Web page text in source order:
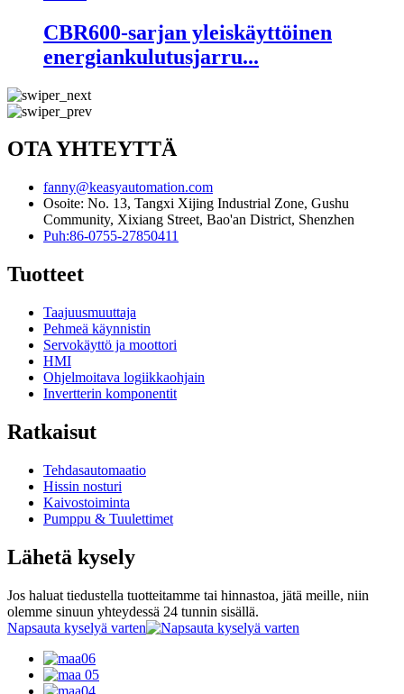
CBR600-sarjan yleiskäyttöinen
energiankulutusjarru...
OTA YHTEYTTÄ
fanny@keasyautomation.com
Osoite: No. 13, Tangxi Xijing Industrial Zone, Gushu
Community, Xixiang Street, Bao'an District, Shenzhen
Puh:86-0755-27850411
Tuotteet
Taajuusmuuttaja
Pehmeä käynnistin
Servokäyttö ja moottori
HMI
Ohjelmoitava logiikkaohjain
Invertterin komponentit
Ratkaisut
Tehdasautomaatio
Hissin nosturi
Kaivostoiminta
Pumppu & Tuulettimet
Lähetä kysely
Jos haluat tiedustella tuotteitamme tai hinnastoa, jätä meille, niin
olemme sinuun yhteydessä 24 tunnin sisällä.
Napsauta kyselyä varten